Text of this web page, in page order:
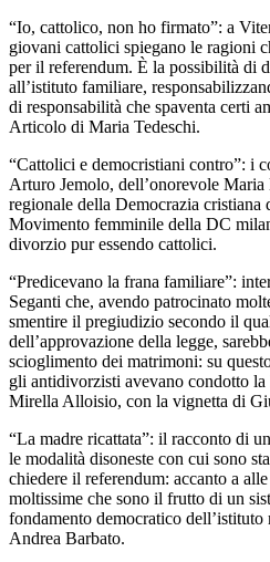
“Io, cattolico, non ho firmato”: a
giovani cattolici spiegano le ragioni
per il referendum. È la possibilità di
all’istituto familiare,
di responsabilità che spaventa certi
Articolo di Maria Tedeschi.
“Cattolici e democristiani contro”: i
Arturo Jemolo, dell’onorevole
regionale della Democrazia cristiana
Movimento femminile della DC
divorzio pur essendo cattolici.
“Predicevano la frana familiare”:
Seganti che, avendo patrocinato
smentire il pregiudizio secondo il
dell’approvazione della legge,
scioglimento dei matrimoni: su
gli antidivorzisti avevano condotto
Mirella Alloisio, con la vignetta di
“La madre ricattata”: il racconto di
le modalità disoneste con cui sono
chiedere il referendum: accanto a
moltissime che sono il frutto di un
fondamento democratico
Andrea Barbato.